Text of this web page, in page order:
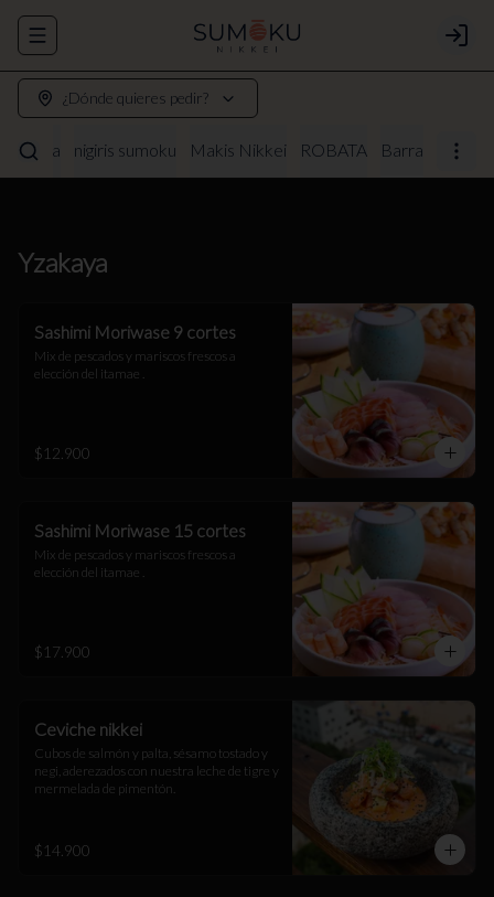
Abrir menu de navegación Login
¿Dónde quieres pedir?
Yzakaya nigiris sumoku Makis Nikkei ROBATA Barra
Yzakaya
Sashimi Moriwase 9 cortes
Mix de pescados y mariscos frescos a
elección del itamae .
$12.900
Sashimi Moriwase 15 cortes
Mix de pescados y mariscos frescos a
elección del itamae .
$17.900
Ceviche nikkei
Cubos de salmón y palta, sésamo tostado y
negi, aderezados con nuestra leche de tigre y
mermelada de pimentón.
$14.900